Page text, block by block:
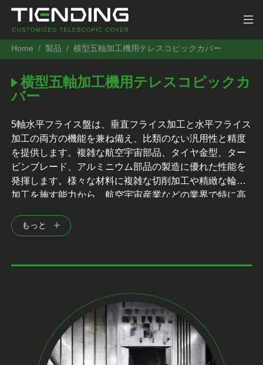
Home 製品 横型五軸加工機用テレスコピックカバー
横型五軸加工機用テレスコピックカ
バー
5軸水平フライス盤は、垂直フライス加工と水平フライス
加工の両方の機能を兼ね備え、比類のない汎用性と精度
を提供します。複雑な航空宇宙部品、タイヤ金型、ター
ビンブレード、アルミニウム部品の製造に優れた性能を
発揮します。様々な材料に複雑な切削加工や精緻な輪郭
加工を施す能力から、航空宇宙産業などの業界で特に高
品を破片やクーラントから保護することで耐久性を高
め、メンテナンスの必要性を軽減します。高精度な作業
な製造プロセスにとって不可欠な資産です。
もっと